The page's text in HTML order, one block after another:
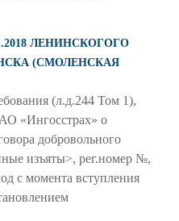
ЛЕНИНСКОГОГО
(СМОЛЕНСКАЯ
(л.д.244 Том 1),
«Ингосстрах» о
добровольного
изъяты>, рег.номер №,
с момента вступления